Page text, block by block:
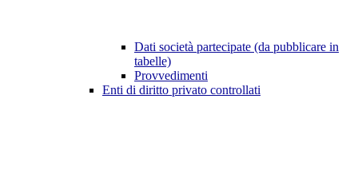
Dati società partecipate (da pubblicare in
tabelle)
Provvedimenti
Enti di diritto privato controllati